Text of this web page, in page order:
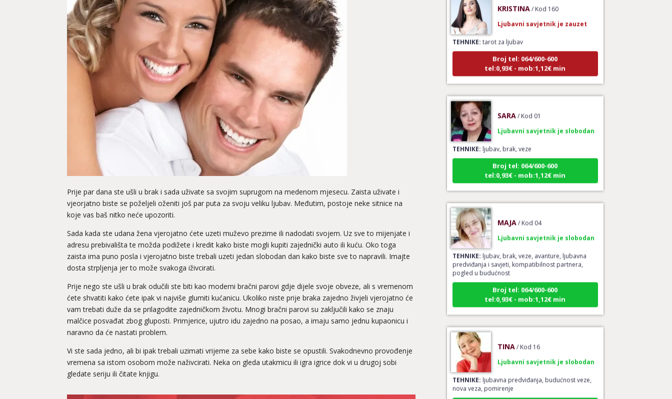
Prije par dana ste ušli u brak i sada uživate sa svojim suprugom na medenom mjesecu. Zaista uživate i
vjeorjatno biste se poželjeli oženiti još par puta za svoju veliku ljubav. Međutim, postoje neke sitnice na
koje vas baš nitko neće upozoriti.
Sada kada ste udana žena vjerojatno ćete uzeti muževo prezime ili nadodati svojem. Uz sve to mijenjate i
adresu prebivališta te možda podižete i kredit kako biste mogli kupiti zajednički auto ili kuću. Oko toga
zaista ima puno posla i vjerojatno biste trebali uzeti jedan slobodan dan kako biste sve to napravili. Imajte
dosta strpljenja jer to može svakoga iživcirati.
Prije nego ste ušli u brak odučili ste biti kao moderni bračni parovi gdje dijele svoje obveze, ali s vremenom
ćete shvatiti kako ćete ipak vi najviše glumiti kućanicu. Ukoliko niste prije braka zajedno živjeli vjerojatno će
vam trebati duže da se prilagodite zajedničkom životu. Mnogi bračni parovi su zaključili kako se znaju
malčice posvađat zbog gluposti. Primjerice, ujutro idu zajedno na posao, a imaju samo jednu kupaonicu i
naravno da će nastati problem.
Vi ste sada jedno, ali bi ipak trebali uzimati vrijeme za sebe kako biste se opustili. Svakodnevno provođenje
vremena sa istom osobom može naživcirati. Neka on gleda utakmicu ili igra igrice dok vi u drugoj sobi
gledate seriju ili čitate knjigu.
TEHNIKE:tarot za ljubav
Broj tel: 064/600-600
tel:0,93€ - mob:1,12€ min
TEHNIKE:ljubav, brak, veze
Broj tel: 064/600-600
tel:0,93€ - mob:1,12€ min
TEHNIKE:ljubav, brak, veze, avanture, ljubavna
predviđanja i savjeti, kompatibilnost partnera,
pogled u budućnost
Broj tel: 064/600-600
tel:0,93€ - mob:1,12€ min
TEHNIKE:ljubavna predviđanja, budućnost veze,
nova veza, pomirenje